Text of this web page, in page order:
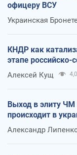
офицеру ВСУ
Украинская
КНДР как
этапе российско-
Алексей Кущ
Выход в элиту ЧМ
происходит в
Александр